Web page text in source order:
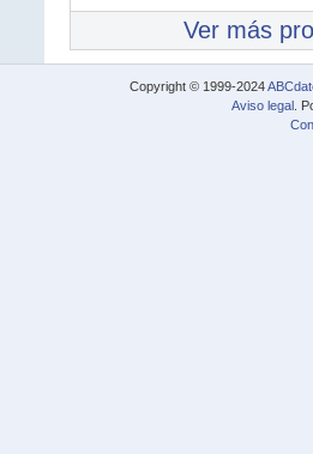
Ver más
Copyright © 1999-2024
Aviso legal .